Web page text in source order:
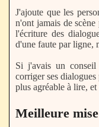
J'ajoute que les
n'ont jamais de
l'écriture des
d'une faute par ligne,
Si j'avais un
corriger ses
plus agréable à lire,
Meilleure